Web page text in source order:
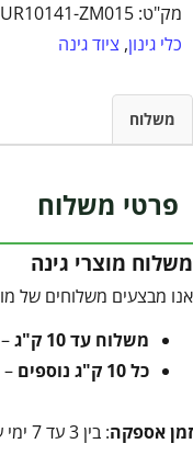
מק"ט: ZM015
כלי גינון, ציוד גינה
משלוח
פרטי משלוח
משלוח מוצרי גינה
אנו מבצעים משלוחים של
משלוח עד 10 ק"ג
– 40 ₪
כל 10 ק"ג נוספים
–
זמן אספקה: בין 3 עד 7 ימי עסקים